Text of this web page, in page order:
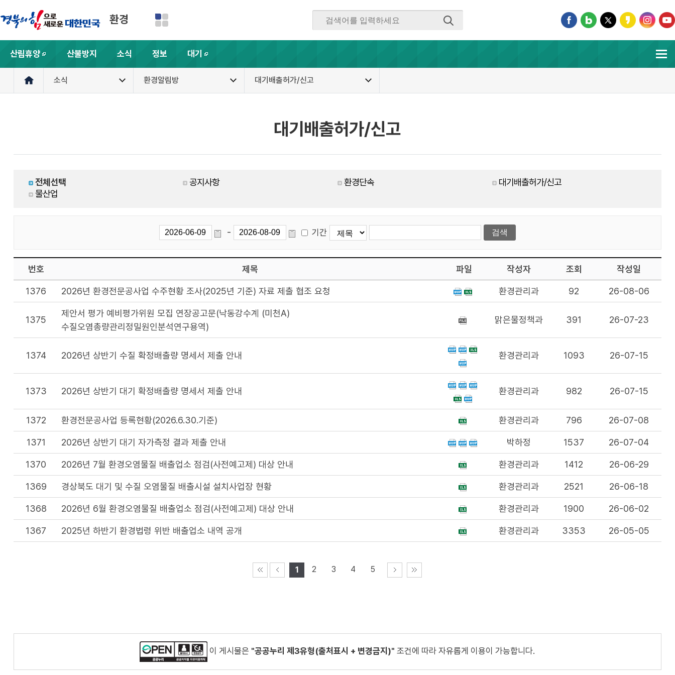
환경
산림휴양
새창
산불방지 소식 정보
대기
새창
소식 환경알림방 대기배출허가/신고
대기배출허가/신고
전체선택 공지사항 환경단속
대기배출허가/신고
물산업
- 기간
번호 제목 파일 작성자 조회 작성일
1376 2026년 환경전문공사업 수주현황 조사(2025년 기준) 자료 제출 협조 요청 환경관리과 92 26-08-06
1375
제안서 평가 예비평가위원 모집 연장공고문(낙동강수계 (미천A)
수질오염총량관리정밀원인분석연구용역)
맑은물정책과 391 26-07-23
1374 2026년 상반기 수질 확정배출량 명세서 제출 안내 환경관리과 1093 26-07-15
1373 2026년 상반기 대기 확정배출량 명세서 제출 안내 환경관리과 982 26-07-15
1372 환경전문공사업 등록현황(2026.6.30.기준) 환경관리과 796 26-07-08
1371 2026년 상반기 대기 자가측정 결과 제출 안내 박하정 1537 26-07-04
1370 2026년 7월 환경오염물질 배출업소 점검(사전예고제) 대상 안내 환경관리과 1412 26-06-29
1369 경상북도 대기 및 수질 오염물질 배출시설 설치사업장 현황 환경관리과 2521 26-06-18
1368 2026년 6월 환경오염물질 배출업소 점검(사전예고제) 대상 안내 환경관리과 1900 26-06-02
1367 2025년 하반기 환경법령 위반 배출업소 내역 공개 환경관리과 3353 26-05-05
1 2 3 4 5
이 게시물은 "공공누리 제3유형(출처표시 + 변경금지)" 조건에 따라 자유롭게 이용이 가능합니다.